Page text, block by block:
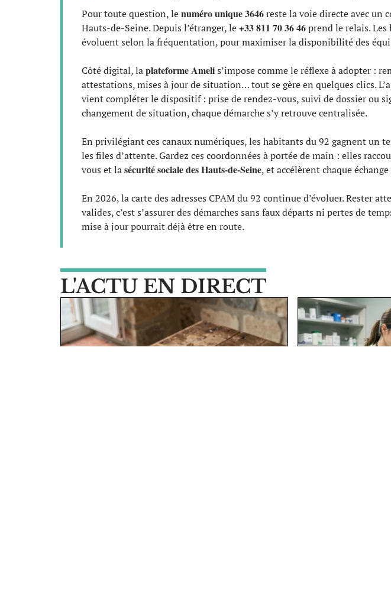
Pour toute question, lenuméro unique 3646reste la voie directe avec un
Hauts-de-Seine. Depuis l’étranger, le+33 811 70 36 46prend le relais.
évoluent selon la fréquentation, pour maximiser la disponibilité des
Côté digital, laplateforme Amelis’impose comme le réflexe à adopter :
attestations, mises à jour de situation… tout se gère en quelques clics.
vient compléter le dispositif : prise de rendez-vous, suivi de dossier ou
changement de situation, chaque démarche s’y retrouve centralisée.
En privilégiant ces canaux numériques, les habitants du 92 gagnent un
les files d’attente. Gardez ces coordonnées à portée de main : elles
vous et lasécurité sociale des Hauts-de-Seine, et accélèrent chaque
En 2026, la carte des adresses CPAM du 92 continue d’évoluer. Rester
valides, c’est s’assurer des démarches sans faux départs ni pertes de
mise à jour pourrait déjà être en route.
L'ACTU EN DIRECT